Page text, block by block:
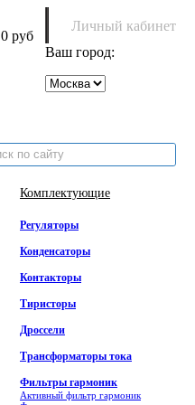
Личный кабинет
Ваш город:
0 руб
Комплектующие
Регуляторы
Конденсаторы
Контакторы
Тиристоры
Дроссели
Трансформаторы тока
Фильтры гармоник
Активный фильтр гармоник